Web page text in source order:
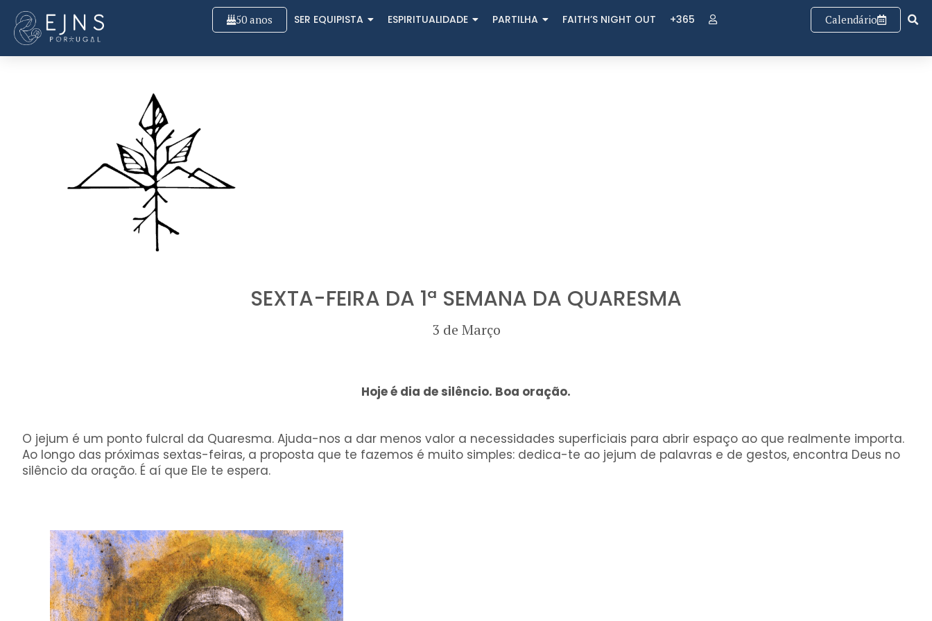
50 anos SER EQUIPISTA ESPIRITUALIDADE PARTILHA FAITH’S NIGHT OUT +365 Calendário
SEXTA-FEIRA DA 1ª SEMANA DA QUARESMA
3 de Março
Hoje é dia de silêncio. Boa oração.
O jejum é um ponto fulcral da Quaresma. Ajuda-nos a dar menos valor a necessidades superficiais para abrir espaço ao que realmente importa.
Ao longo das próximas sextas-feiras, a proposta que te fazemos é muito simples: dedica-te ao jejum de palavras e de gestos, encontra Deus no
silêncio da oração. É aí que Ele te espera.